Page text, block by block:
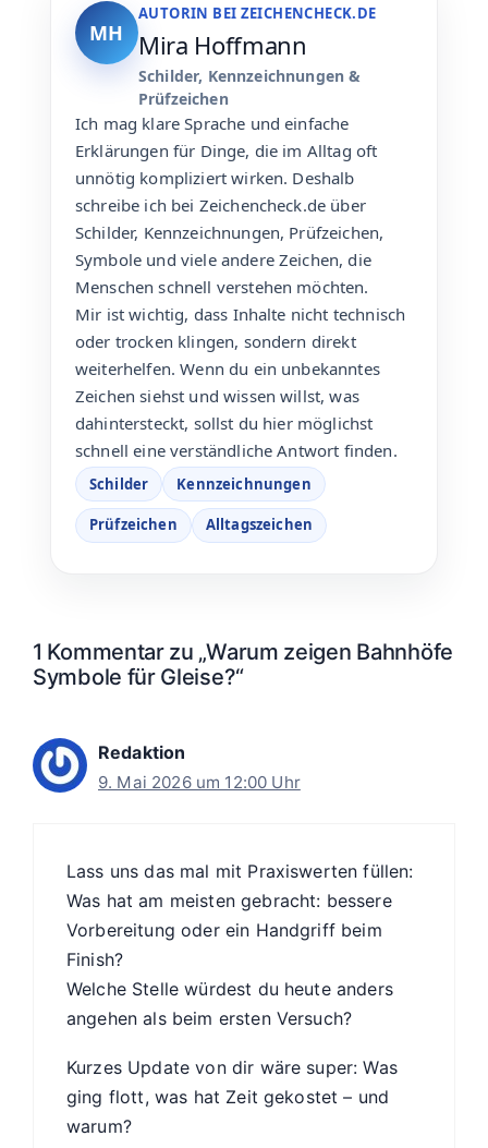
MH
AUTORIN BEI ZEICHENCHECK.DE
Mira Hoffmann
Schilder, Kennzeichnungen &
Prüfzeichen
Ich mag klare Sprache und einfache
Erklärungen für Dinge, die im Alltag oft
unnötig kompliziert wirken. Deshalb
schreibe ich bei Zeichencheck.de über
Schilder, Kennzeichnungen, Prüfzeichen,
Symbole und viele andere Zeichen, die
Menschen schnell verstehen möchten.
Mir ist wichtig, dass Inhalte nicht technisch
oder trocken klingen, sondern direkt
weiterhelfen. Wenn du ein unbekanntes
Zeichen siehst und wissen willst, was
dahintersteckt, sollst du hier möglichst
schnell eine verständliche Antwort finden.
Schilder Kennzeichnungen
Prüfzeichen Alltagszeichen
1 Kommentar zu „Warum zeigen Bahnhöfe
Symbole für Gleise?“
Redaktion
9. Mai 2026 um 12:00 Uhr
Lass uns das mal mit Praxiswerten füllen:
Was hat am meisten gebracht: bessere
Vorbereitung oder ein Handgriff beim
Finish?
Welche Stelle würdest du heute anders
angehen als beim ersten Versuch?
Kurzes Update von dir wäre super: Was
ging flott, was hat Zeit gekostet – und
warum?